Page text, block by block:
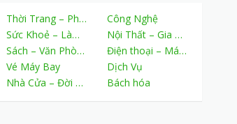
Thời Trang – Phụ Kiện
Công Nghệ
Sức Khoẻ – Làm Đẹp
Nội Thất – Gia Dụng
Sách – Văn Phòng Phẩm
Điện thoại – Máy tính bảng
Vé Máy Bay
Dịch Vụ
Nhà Cửa – Đời Sống
Bách hóa